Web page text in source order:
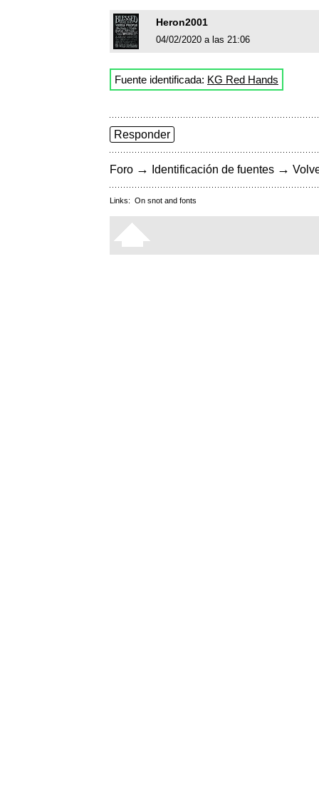
Heron2001
04/02/2020 a las 21:06
Fuente identificada: KG Red Hands
Responder
Foro → Identificación de fuentes →
Links: On snot and fonts